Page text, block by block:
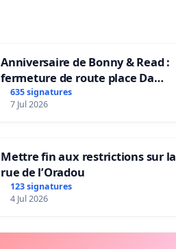
Anniversaire de Bonny & Read :
fermeture de route place Da
Maya M
635 signatures
7 Jul 2026
Mettre fin aux restrictions sur la
rue de l’Oradou
123 signatures
4 Jul 2026